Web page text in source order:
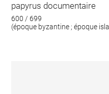
papyrus documentaire
600 / 699
(époque byzantine ; époque